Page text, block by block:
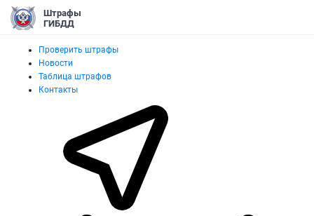
Штрафы
ГИБДД
Проверить штрафы
Новости
Таблица штрафов
Контакты